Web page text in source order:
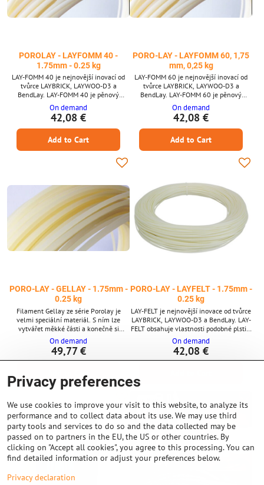
POROLAY - LAYFOMM 40 -
1.75mm - 0.25 kg
LAY-FOMM 40 je nejnovější inovací od
tvůrce LAYBRICK, LAYWOO-D3 a
BendLay. LAY-FOMM 40 je pěnový
materiál a je vysoce porézní. LAY-FOMM
40 je částečně pryžovo-elastomerový
polymer a částečně PVA. Jakmile tento
materiál opláchnete ve vodě, zůstane
pouze pryžový polymer jako váš
mikroporézní a flexibilní předmět. Hlavní
vlastnosti: - Po tisku opláchněte vodou,
abyste vytvořili mikroporézní a...
On demand
42,08 €
Add to Cart
PORO-LAY - LAYFOMM 60, 1,75
mm, 0,25 kg
LAY-FOMM 60 je nejnovější inovací od
tvůrce LAYBRICK, LAYWOO-D3 a
BendLay. LAY-FOMM 60 je pěnový
materiál a je vysoce porézní. LAY-FOMM
60 je z části pryžový elastomerový
polymer a z části PVA. Jakmile tento
materiál opláchnete ve vodě, zůstane
pouze pryžový polymer jako váš
mikroporézní a pružný objekt. LAY-FOMM
60 je o něco pevnější než LAY-FOMM 40.
On demand
42,08 €
Add to Cart
PORO-LAY - GELLAY - 1.75mm -
0.25 kg
Filament Gellay ze série Porolay je
velmi speciální materiál. S ním lze
vytvářet měkké části a konečně si
můžete vytisknout své orgány z 3D
tiskárny – samozřejmě nefunkční. Ale
například pro akvaristiku z 3D tiskárny je
filamenty Porolay je i Gellay ve svém
počátečním stavu tvrdý a snadno se
On demand
49,77 €
Add to Cart
PORO-LAY - LAYFELT - 1.75mm -
0.25 kg
LAY-FELT je nejnovější inovace od tvůrce
LAYBRICK, LAYWOO-D3 a BendLay. LAY-
FELT obsahuje vlastnosti podobné plsti a
je součástí série filamentů PORO-LAY.
Tento materiál je vysoce porézní. LAY-
FELT je částečně gumo-elastomerový
vám pouze gumový polymer jako mikro-
On demand
42,08 €
Privacy preferences
We use cookies to improve your visit to this website, to analyze its
performance and to collect data about its use. We may use third
party tools and services to do so and the data collected may be
passed on to partners in the EU, the US or other countries. By
clicking on "Accept all cookies", you agree to this processing. You can
find detailed information or adjust your preferences below.
Privacy declaration